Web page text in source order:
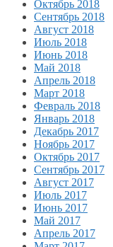
Октябрь 2018
Сентябрь 2018
Август 2018
Июль 2018
Июнь 2018
Май 2018
Апрель 2018
Март 2018
Февраль 2018
Январь 2018
Декабрь 2017
Ноябрь 2017
Октябрь 2017
Сентябрь 2017
Август 2017
Июль 2017
Июнь 2017
Май 2017
Апрель 2017